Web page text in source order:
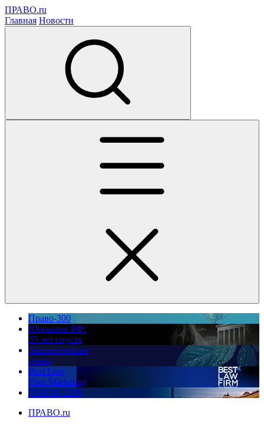
ПРАВО.ru
Главная Новости
Право-300
Юррынок РФ:
35 лет спустя
Экологическое
право
Best Law
Firm Marketing
ПМЮФ 2026
ПРАВО.ru